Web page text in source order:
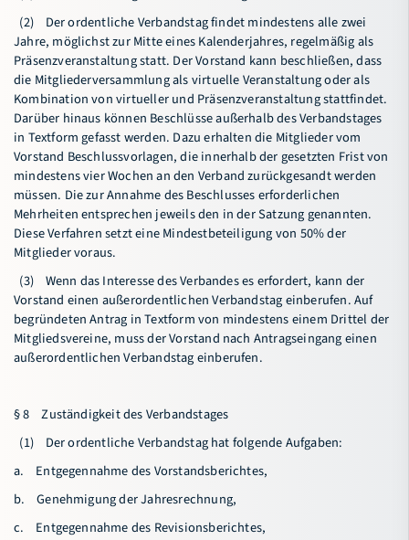
(2) Der ordentliche Verbandstag findet mindestens alle zwei
Jahre, möglichst zur Mitte eines Kalenderjahres, regelmäßig als
Präsenzveranstaltung statt. Der Vorstand kann beschließen, dass
die Mitgliederversammlung als virtuelle Veranstaltung oder als
Kombination von virtueller und Präsenzveranstaltung stattfindet.
Darüber hinaus können Beschlüsse außerhalb des Verbandstages
in Textform gefasst werden. Dazu erhalten die Mitglieder vom
Vorstand Beschlussvorlagen, die innerhalb der gesetzten Frist von
mindestens vier Wochen an den Verband zurückgesandt werden
müssen. Die zur Annahme des Beschlusses erforderlichen
Mehrheiten entsprechen jeweils den in der Satzung genannten.
Diese Verfahren setzt eine Mindestbeteiligung von 50% der
Mitglieder voraus.
(3) Wenn das Interesse des Verbandes es erfordert, kann der
Vorstand einen außerordentlichen Verbandstag einberufen. Auf
begründeten Antrag in Textform von mindestens einem Drittel der
Mitgliedsvereine, muss der Vorstand nach Antragseingang einen
außerordentlichen Verbandstag einberufen.
§ 8 Zuständigkeit des Verbandstages
(1) Der ordentliche Verbandstag hat folgende Aufgaben:
a. Entgegennahme des Vorstandsberichtes,
b. Genehmigung der Jahresrechnung,
c. Entgegennahme des Revisionsberichtes,